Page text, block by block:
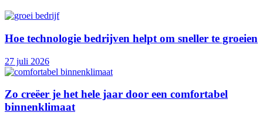
Hoe technologie bedrijven helpt om sneller te groeien
27 juli 2026
Zo creëer je het hele jaar door een comfortabel
binnenklimaat